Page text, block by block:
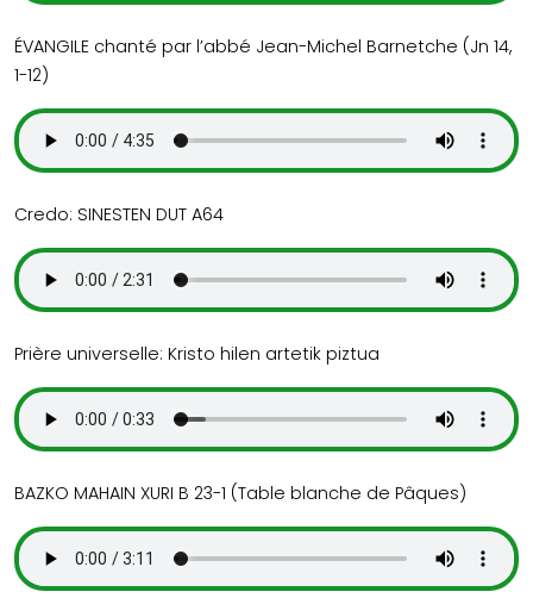
ÉVANGILE chanté par l’abbé Jean-Michel Barnetche (Jn 14,
1-12)
Credo: SINESTEN DUT A64
Prière universelle: Kristo hilen artetik piztua
BAZKO MAHAIN XURI B 23-1 (Table blanche de Pâques)